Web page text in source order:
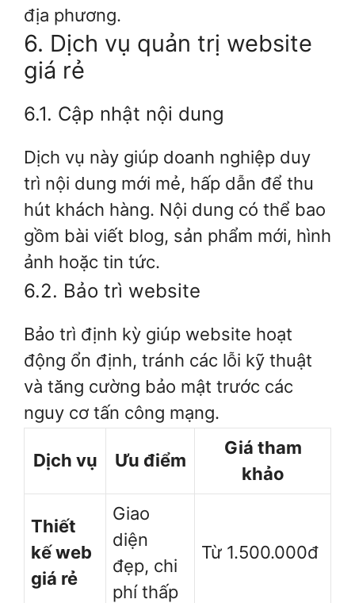
địa phương.
6. Dịch vụ quản trị website
giá rẻ
6.1. Cập nhật nội dung
Dịch vụ này giúp doanh nghiệp duy
trì nội dung mới mẻ, hấp dẫn để thu
hút khách hàng. Nội dung có thể bao
gồm bài viết blog, sản phẩm mới, hình
ảnh hoặc tin tức.
6.2. Bảo trì website
Bảo trì định kỳ giúp website hoạt
động ổn định, tránh các lỗi kỹ thuật
và tăng cường bảo mật trước các
nguy cơ tấn công mạng.
Dịch vụ Ưu điểm
Giá tham
khảo
Thiết
kế web
giá rẻ
Giao
diện
đẹp, chi
phí thấp
Từ 1.500.000đ